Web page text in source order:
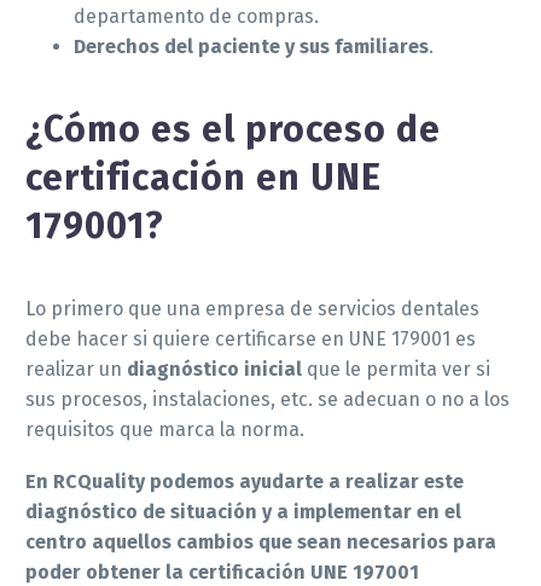
departamento de compras.
Derechos del paciente y sus familiares.
¿Cómo es el proceso de
certificación en UNE
179001?
Lo primero que una empresa de servicios dentales
debe hacer si quiere certificarse en UNE 179001 es
realizar un diagnóstico inicial que le permita ver si
sus procesos, instalaciones, etc. se adecuan o no a los
requisitos que marca la norma.
En RCQuality podemos ayudarte a realizar este
diagnóstico de situación y a implementar en el
centro aquellos cambios que sean necesarios para
poder obtener la certificación UNE 197001